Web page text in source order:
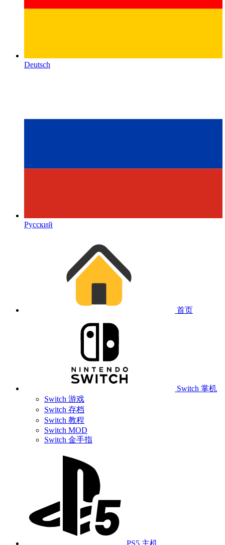
Deutsch
Русский
首页
Switch 掌机
Switch 游戏
Switch 存档
Switch 教程
Switch MOD
Switch 金手指